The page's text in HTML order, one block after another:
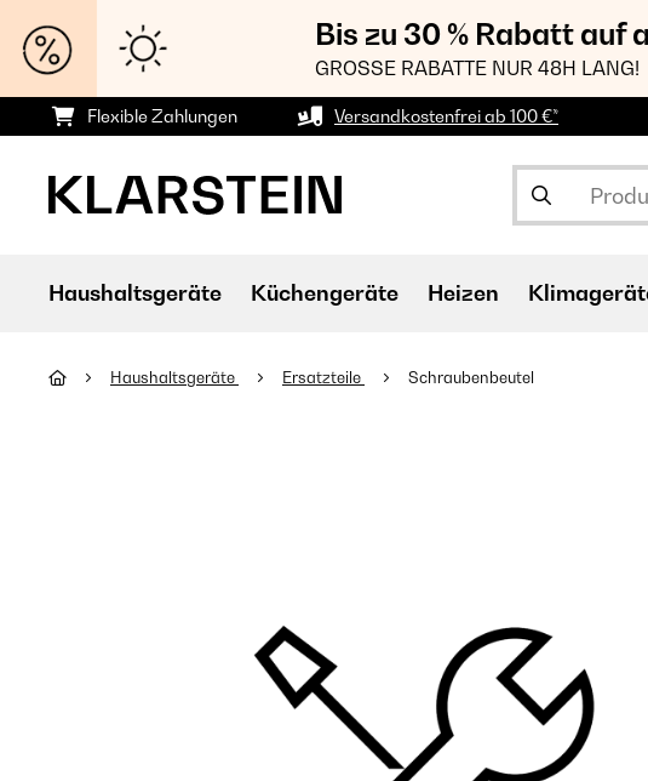
Bis zu 30 % Rabatt
GROSSE RABATTE NUR 48H LANG!
Flexible Zahlungen Versandkostenfrei ab 100 €*
Haushaltsgeräte Küchengeräte Heizen
Haushaltsgeräte Ersatzteile Schraubenbeutel